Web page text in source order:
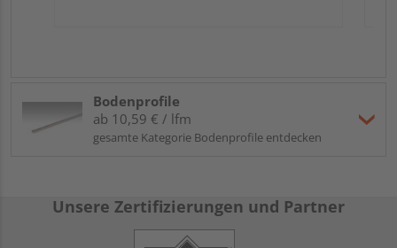
Bodenprofile
ab 10,59 € / lfm
gesamte Kategorie Bodenprofile entdecken
Unsere Zertifizierungen und Partner